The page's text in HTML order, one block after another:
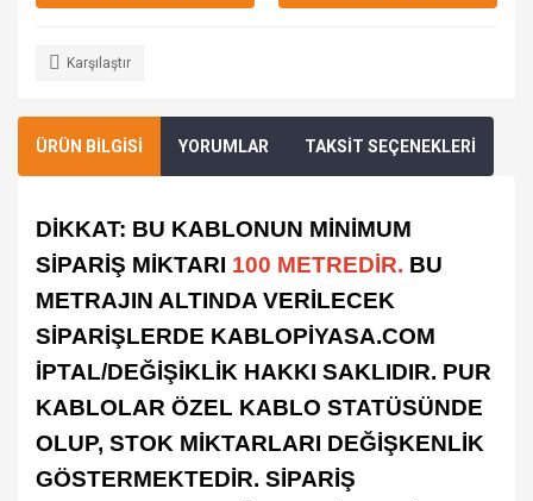
Karşılaştır
ÜRÜN BİLGİSİ YORUMLAR TAKSİT SEÇENEKLERİ
DİKKAT: BU KABLONUN MİNİMUM
SİPARİŞ MİKTARI 100 METREDİR. BU
METRAJIN ALTINDA VERİLECEK
SİPARİŞLERDE KABLOPİYASA.COM
İPTAL/DEĞİŞİKLİK HAKKI SAKLIDIR. PUR
KABLOLAR ÖZEL KABLO STATÜSÜNDE
OLUP, STOK MİKTARLARI DEĞİŞKENLİK
GÖSTERMEKTEDİR. SİPARİŞ